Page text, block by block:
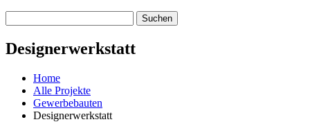
Designerwerkstatt
Home
Alle Projekte
Gewerbebauten
Designerwerkstatt